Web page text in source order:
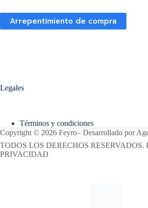
Arrepentimiento de compra
Legales
Términos y condiciones
Copyright © 2026 Feyro– Desarrollado por
TODOS LOS DERECHOS RESERVADOS.
PRIVACIDAD